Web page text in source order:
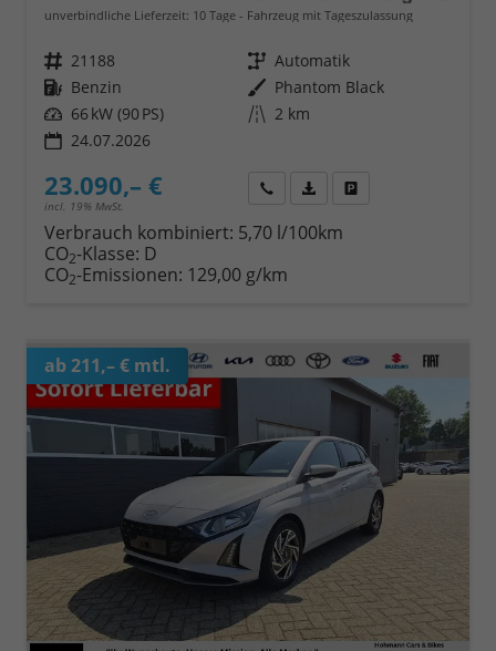
unverbindliche Lieferzeit: 10 Tage Fahrzeug mit Tageszulassung
Fahrzeugnr. 21188 Getriebe Automatik
Kraftstoff Benzin Außenfarbe Phantom Black
Leistung 66 kW (90 PS) Kilometerstand 2 km
24.07.2026
23.090,– €
incl. 19% MwSt.
Wir rufen Sie anFahrzeugexposé (PDF)
Verbrauch kombiniert: 5,70 l/100km
CO2-Klasse: D
CO2-Emissionen: 129,00 g/km
ab 211,– € mtl.